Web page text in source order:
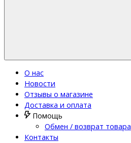
О нас
Новости
Отзывы о магазине
Доставка и оплата
Помощь
Обмен / возврат товара
Контакты